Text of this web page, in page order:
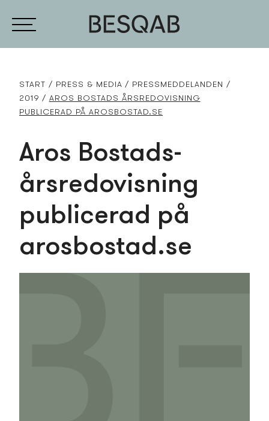
START PRESS­ & MEDIA
PRESS­MEDDELANDEN
2019
AROS BOSTADS­ ÅRSREDOVISNING
PUBLICERAD PÅ AROSBOSTAD.SE
Aros Bostads­
årsredovisning
publicerad på
arosbostad.se